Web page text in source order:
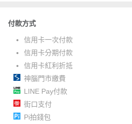
付款方式
信用卡一次付款
信用卡分期付款
信用卡紅利折抵
神腦門市繳費
LINE Pay付款
街口支付
Pi拍錢包